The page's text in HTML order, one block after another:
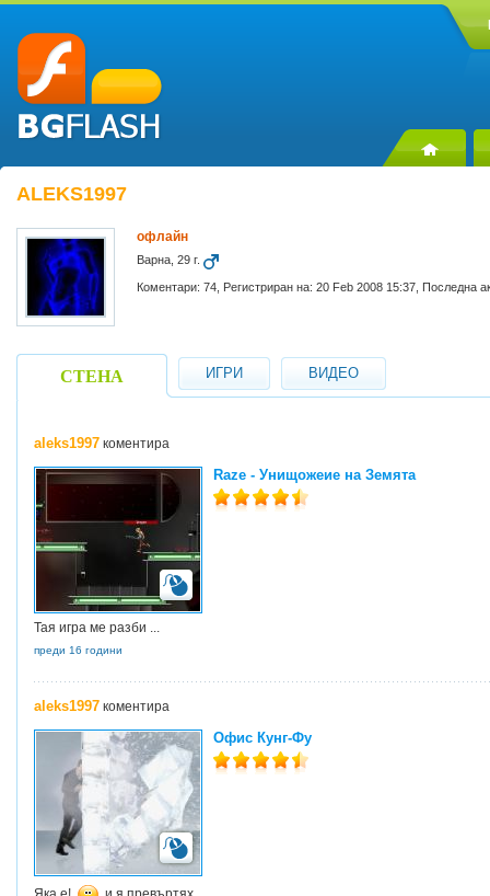
ALEKS1997
офлайн
Варна, 29 г.
Коментари: 74, Регистриран на: 20 Feb 2008 15:37, Последна
СТЕНА ИГРИ ВИДЕО
aleks1997 коментира
Raze - Унищожеие на Земята
Тая игра ме разби ...
преди 16 години
aleks1997 коментира
Офис Кунг-Фу